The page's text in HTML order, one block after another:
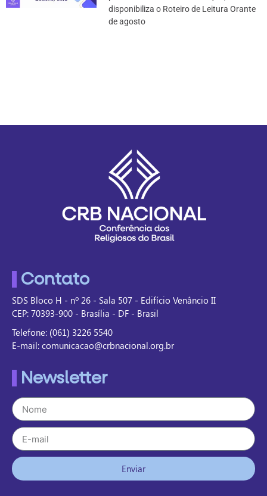
disponibiliza o Roteiro de Leitura Orante
de agosto
Contato
SDS Bloco H - nº 26 - Sala 507 - Edifício Venâncio II
CEP: 70393-900 - Brasília - DF - Brasil
Telefone: (061) 3226 5540
E-mail: comunicacao@crbnacional.org.br
Newsletter
Enviar